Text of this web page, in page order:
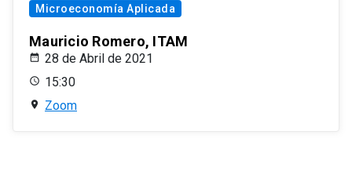
Microeconomía Aplicada
Mauricio Romero, ITAM
28 de Abril de 2021
15:30
Zoom